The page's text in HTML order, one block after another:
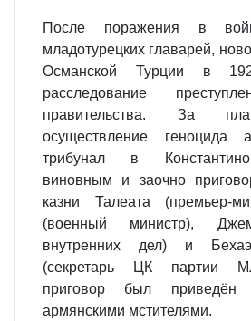
После поражения в
младотурецких главарей,
Османской Турции в
расследование
правительства. За
осуществление геноцида
трибунал в
виновным и заочно
казни Талеата (премьер-
(военный министр),
внутренних дел) и
(секретарь ЦК партии
приговор был приведён
армянскими мстителями.